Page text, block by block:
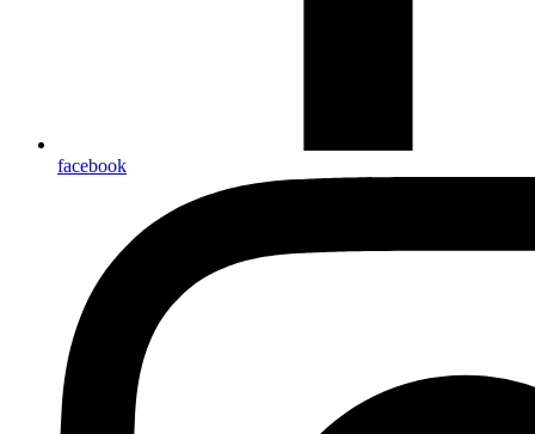
facebook